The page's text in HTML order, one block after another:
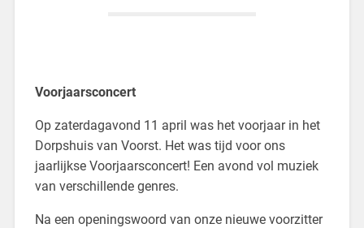
Voorjaarsconcert
Op zaterdagavond 11 april was het voorjaar in het
Dorpshuis van Voorst. Het was tijd voor ons
jaarlijkse Voorjaarsconcert! Een avond vol muziek
van verschillende genres.
Na een openingswoord van onze nieuwe voorzitter